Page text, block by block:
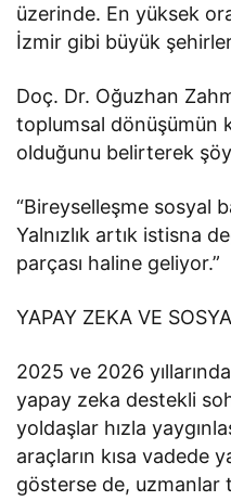
üzerinde. En yüksek
İzmir gibi büyük
Doç. Dr. Oğuzhan
toplumsal dönüşümün
olduğunu belirterek
“Bireyselleşme sosyal
Yalnızlık artık istisna
parçası haline geliyor.”
YAPAY ZEKA VE
2025 ve 2026
yapay zeka destekli
yoldaşlar hızla
araçların kısa vadede
gösterse de, uzmanlar